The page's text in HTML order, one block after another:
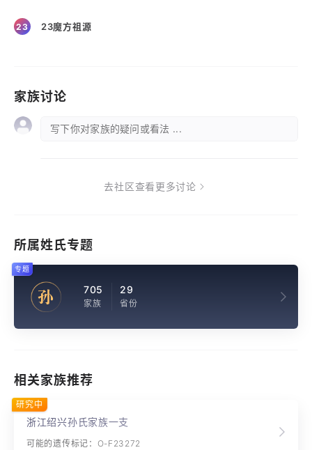
23 23魔方祖源
家族讨论
写下你对家族的疑问或看法 ...
去社区查看更多讨论
所属姓氏专题
孙 705
家族
29
省份
专题
相关家族推荐
浙江绍兴孙氏家族一支
可能的遗传标记：O-F23272
研究中